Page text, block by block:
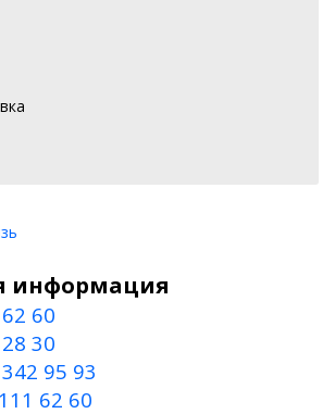
информация
60
30
95 93
62 60